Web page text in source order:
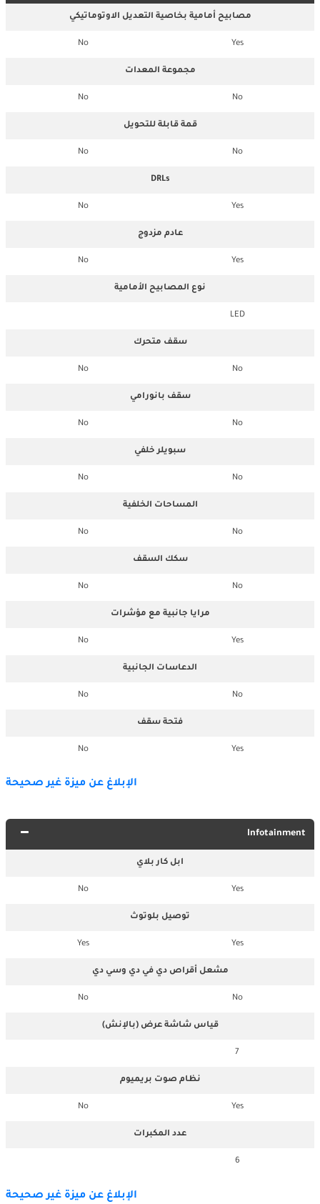
مصابيح أمامية بخاصية التعديل الاوتوماتيكي
Yes
No
مجموعة المعدات
No
No
قمة قابلة للتحويل
No
No
DRLs
Yes
No
عادم مزدوج
Yes
No
نوع المصابيح الأمامية
LED
سقف متحرك
No
No
سقف بانورامي
No
No
سبويلر خلفي
No
No
المساحات الخلفية
No
No
سكك السقف
No
No
مرايا جانبية مع مؤشرات
Yes
No
الدعاسات الجانبية
No
No
فتحة سقف
Yes
No
الإبلاغ عن ميزة غير صحيحة
Infotainment
ابل كار بلاي
Yes
No
توصيل بلوتوث
Yes
Yes
مشعل أقراص دي في دي وسي دي
No
No
قياس شاشة عرض (بالإنش)
7
نظام صوت بريميوم
Yes
No
عدد المكبرات
6
الإبلاغ عن ميزة غير صحيحة